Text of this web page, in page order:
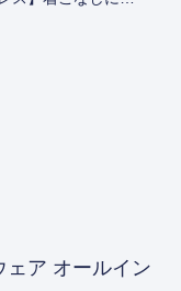
ェア オールイン